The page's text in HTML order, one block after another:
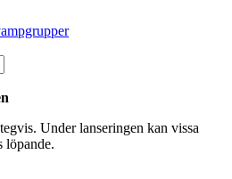
Under lanseringen kan vissa
löpande.